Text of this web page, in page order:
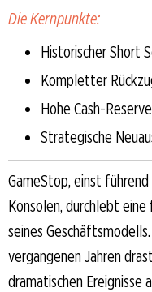
Die Kernpunkte:
Historischer Short
Kompletter
Hohe Cash-
Strategische
GameStop, einst
Konsolen, durchlebt
seines
vergangenen Jahren
dramatischen Ereignisse